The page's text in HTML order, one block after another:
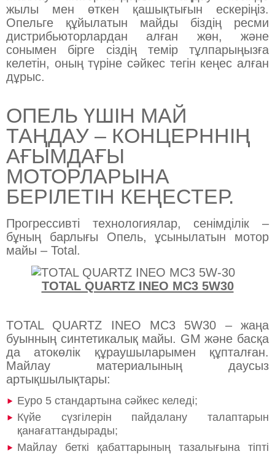
жылы мен өткен қашықтығын ескеріңіз.
Опельге құйылатын майды біздің ресми
дистрибьюторлардан алған жөн, және
сонымен бірге сіздің темір тұлпарыңызға
келетін, оның түріне сәйкес тегін кеңес алған
дұрыс.
ОПЕЛЬ ҮШІН МАЙ
ТАҢДАУ – КОНЦЕРННІҢ
АҒЫМДАҒЫ
МОТОРЛАРЫНА
БЕРІЛЕТІН КЕҢЕСТЕР.
Прогрессивті технологиялар, сенімділік –
бұның барлығы Опель, ұсынылатын мотор
майы – Total.
TOTAL QUARTZ INEO MC3 5W30
TOTAL QUARTZ INEO MC3 5W30 – жаңа
буынның синтетикалық майы. GM және басқа
да атокөлік құраушыларымен құпталған.
Майлау материалының даусыз
артықшылықтары:
Еуро 5 стандартына сәйкес келеді;
Күйе сүзгілерін пайдалану талаптарын
қанағаттандырады;
Майлау беткі қабаттарының тазалығына тіпті